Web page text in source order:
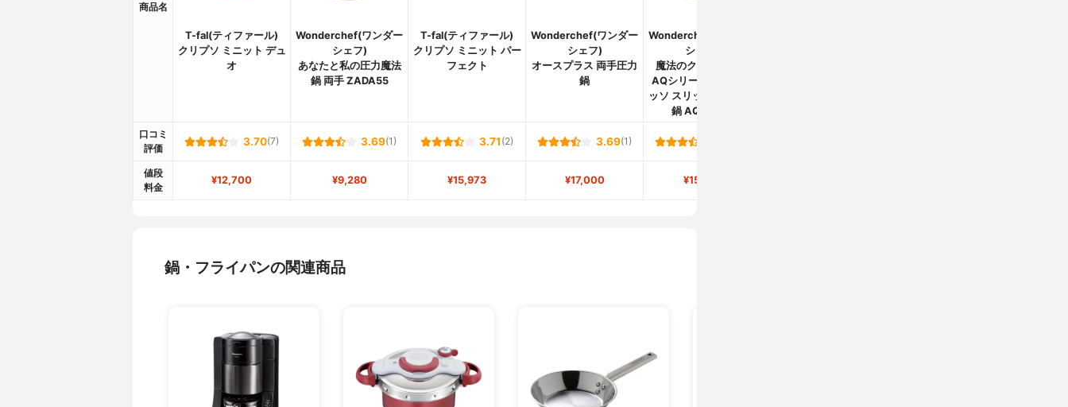
商品名
T-fal(ティファール)
クリプソ ミニット デュ
オ
Wonderchef(ワンダー
シェフ)
あなたと私の圧力魔法
鍋 両手 ZADA55
T-fal(ティファール)
クリプソ ミニット パー
フェクト
Wonderchef(ワンダー
シェフ)
オースプラス 両手圧力
鍋
Wonderchef(ワンダー
シェフ)
魔法のクイック料理
AQシリーズ エスプレ
ッソ スリッタ 両手圧力
鍋 AQDA55S
口コミ
評価
3.70(7) 3.69(1) 3.71 (2) 3.69(1)
値段
料金
¥12,700 ¥9,280 ¥15,973 ¥17,000 ¥15,510
鍋・フライパンの関連商品